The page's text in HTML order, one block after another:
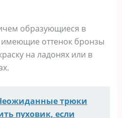
образующиеся в
оттенок бронзы
на ладонях или в
трюки
пуховик, если